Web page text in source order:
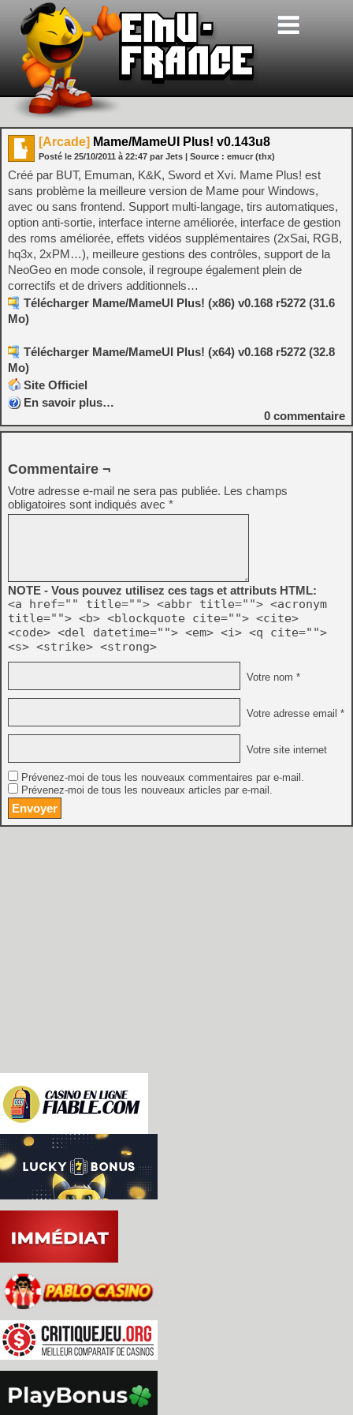
[Arcade] Mame/MameUI Plus! v0.143u8
Posté le 25/10/2011 à 22:47 par Jets | Source : emucr (thx)
Créé par BUT, Emuman, K&K, Sword et Xvi. Mame Plus! est
sans problème la meilleure version de Mame pour Windows,
avec ou sans frontend. Support multi-langage, tirs automatiques,
option anti-sortie, interface interne améliorée, interface de gestion
des roms améliorée, effets vidéos supplémentaires (2xSai, RGB,
hq3x, 2xPM…), meilleure gestions des contrôles, support de la
NeoGeo en mode console, il regroupe également plein de
correctifs et de drivers additionnels…
Télécharger Mame/MameUI Plus! (x86) v0.168 r5272 (31.6
Mo)
Télécharger Mame/MameUI Plus! (x64) v0.168 r5272 (32.8
Mo)
Site Officiel
En savoir plus…
0 commentaire
Commentaire ¬
Votre adresse e-mail ne sera pas publiée. Les champs
obligatoires sont indiqués avec *
NOTE - Vous pouvez utilisez ces tags et attributs HTML:
<a href="" title=""> <abbr title=""> <acronym
title=""> <b> <blockquote cite=""> <cite>
<code> <del datetime=""> <em> <i> <q cite="">
<s> <strike> <strong>
Votre nom *
Votre adresse email *
Votre site internet
Prévenez-moi de tous les nouveaux commentaires par e-mail.
Prévenez-moi de tous les nouveaux articles par e-mail.